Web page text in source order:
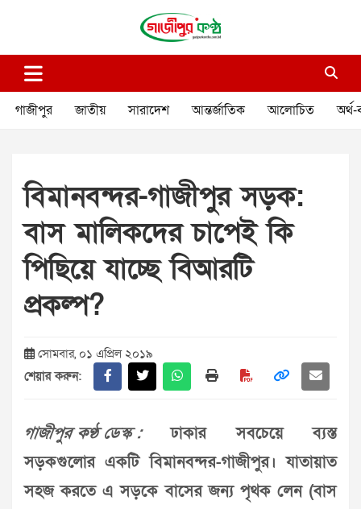
গাজীপুর কণ্ঠ
গাজীপুর জাতীয় সারাদেশ আন্তর্জাতিক আলোচিত অর্থ-
বিমানবন্দর-গাজীপুর সড়ক:
বাস মালিকদের চাপেই কি
পিছিয়ে যাচ্ছে বিআরটি
প্রকল্প?
সোমবার, ০১ এপ্রিল ২০১৯
শেয়ার করুন:
গাজীপুর কণ্ঠ ডেস্ক :ঢাকার সবচেয়ে ব্যস্ত
সড়কগুলোর একটি বিমানবন্দর-গাজীপুর। যাতায়াত
সহজ করতে এ সড়কে বাসের জন্য পৃথক লেন (বাস